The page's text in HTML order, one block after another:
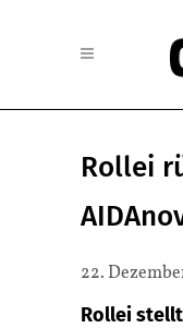
Rollei
22.
Rollei